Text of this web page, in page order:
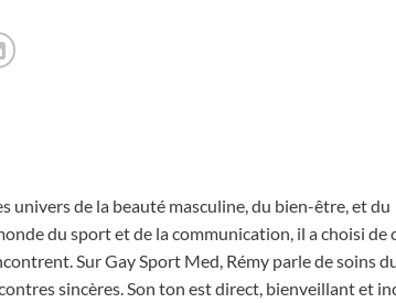
univers de la beauté masculine, du bien-être, et du
du sport et de la communication, il a choisi de
Sur Gay Sport Med, Rémy parle de soins
sincères. Son ton est direct, bienveillant et